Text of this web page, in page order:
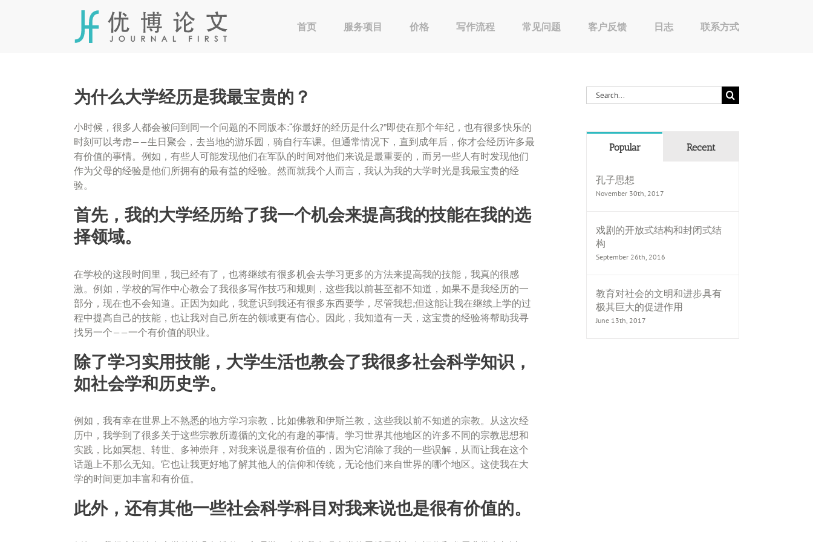
首页 服务项目 价格 写作流程 常见问题 客户反馈 日志 联系方式
为什么大学经历是我最宝贵的？
小时候，很多人都会被问到同一个问题的不同版本:“你最好的经历是什么?”即使在那个年纪，也有很多快乐的
时刻可以考虑——生日聚会，去当地的游乐园，骑自行车课。但通常情况下，直到成年后，你才会经历许多最
有价值的事情。例如，有些人可能发现他们在军队的时间对他们来说是最重要的，而另一些人有时发现他们
作为父母的经验是他们所拥有的最有益的经验。然而就我个人而言，我认为我的大学时光是我最宝贵的经
验。
首先，我的大学经历给了我一个机会来提高我的技能在我的选
择领域。
在学校的这段时间里，我已经有了，也将继续有很多机会去学习更多的方法来提高我的技能，我真的很感
激。例如，学校的写作中心教会了我很多写作技巧和规则，这些我以前甚至都不知道，如果不是我经历的一
部分，现在也不会知道。正因为如此，我意识到我还有很多东西要学，尽管我想;但这能让我在继续上学的过
程中提高自己的技能，也让我对自己所在的领域更有信心。因此，我知道有一天，这宝贵的经验将帮助我寻
找另一个——一个有价值的职业。
除了学习实用技能，大学生活也教会了我很多社会科学知识，
如社会学和历史学。
例如，我有幸在世界上不熟悉的地方学习宗教，比如佛教和伊斯兰教，这些我以前不知道的宗教。从这次经
历中，我学到了很多关于这些宗教所遵循的文化的有趣的事情。学习世界其他地区的许多不同的宗教思想和
实践，比如冥想、转世、多神崇拜，对我来说是很有价值的，因为它消除了我的一些误解，从而让我在这个
话题上不那么无知。它也让我更好地了解其他人的信仰和传统，无论他们来自世界的哪个地区。这使我在大
学的时间更加丰富和有价值。
此外，还有其他一些社会科学科目对我来说也是很有价值的。
Search
for:
Popular Recent
孔子思想
November 30th, 2017
戏剧的开放式结构和封闭式结
构
September 26th, 2016
教育对社会的文明和进步具有
极其巨大的促进作用
June 13th, 2017